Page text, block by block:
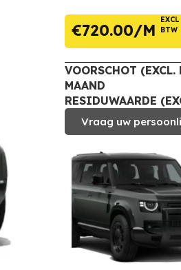
€720.00
EXCL
BTW
VOORSCHOT
MAAND
RESIDUWAARDE
Vraag uw